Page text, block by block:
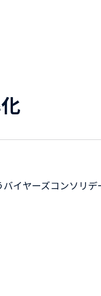
イヤーズコンソリ